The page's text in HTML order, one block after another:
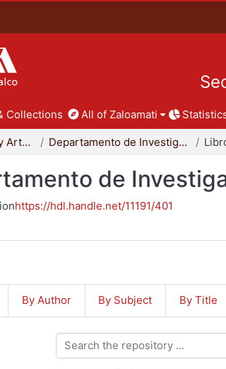
Collections All of Zaloamati
División de Ciencias y Artes para el Diseño Departamento de Investigación y Conocimiento para el Diseño
de
https://hdl.handle.net/11191/401
By Author By Subject By Title